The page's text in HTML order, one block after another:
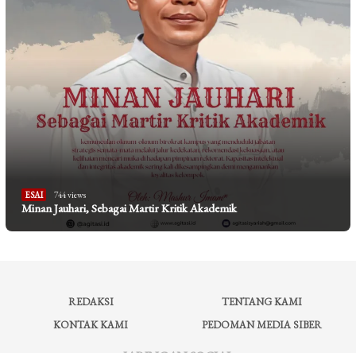
ESAI 744 views
Minan Jauhari, Sebagai Martir Kritik Akademik
REDAKSI
TENTANG KAMI
KONTAK KAMI
PEDOMAN MEDIA SIBER